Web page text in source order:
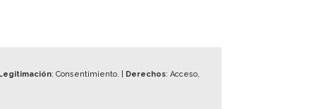
: Consentimiento. | Derechos: Acceso,